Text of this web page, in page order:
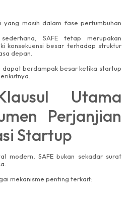
yang masih dalam fase pertumbuhan
SAFE tetap merupakan
konsekuensi besar terhadap struktur
depan.
dapat berdampak besar ketika startup
Utama
Perjanjian
Startup
modern, SAFE bukan sekadar surat
mekanisme penting terkait: